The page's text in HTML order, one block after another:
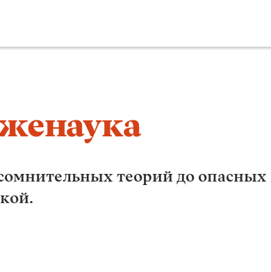
теорий до опасных